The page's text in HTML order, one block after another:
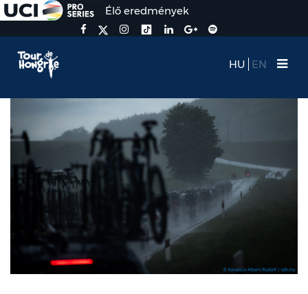
Élő eredmények
HU EN